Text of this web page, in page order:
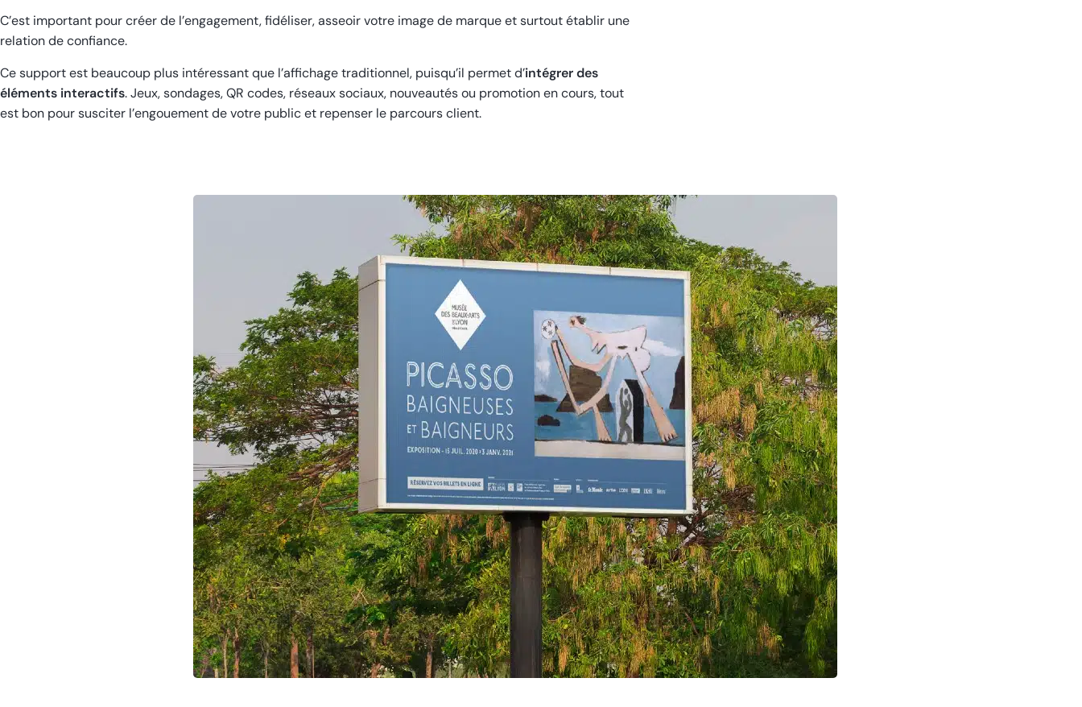
C’est important pour créer de l’engagement, fidéliser, asseoir votre image de marque et surtout établir une
relation de confiance.
Ce support est beaucoup plus intéressant que l’affichage traditionnel, puisqu’il permet d’intégrer des
éléments interactifs. Jeux, sondages, QR codes, réseaux sociaux, nouveautés ou promotion en cours, tout
est bon pour susciter l’engouement de votre public et repenser le parcours client.